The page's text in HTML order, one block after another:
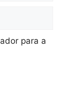
para a